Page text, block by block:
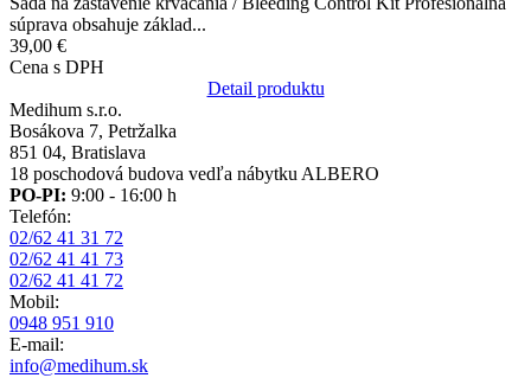
súprava obsahuje základ...
39,00 €
Cena s DPH
Detail produktu
Medihum s.r.o.
Bosákova 7, Petržalka
851 04, Bratislava
18 poschodová budova vedľa nábytku ALBERO
PO-PI: 9:00 - 16:00 h
Telefón:
02/62 41 31 72
02/62 41 41 73
02/62 41 41 72
Mobil:
0948 951 910
E-mail:
info@medihum.sk